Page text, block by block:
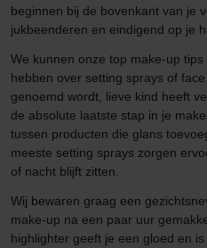
beginnen bij de bovenkant van je
jukbeenderen en eindigend op je
We kunnen onze top make-up
hebben over setting sprays of
genoemd wordt, lieve kind heeft
de absolute laatste stap in je
tussen producten die glans
meeste setting sprays zorgen
of nacht blijft zitten.
Wij bewaren graag een
make-up na een paar uur
highlighter geeft je een gloed en